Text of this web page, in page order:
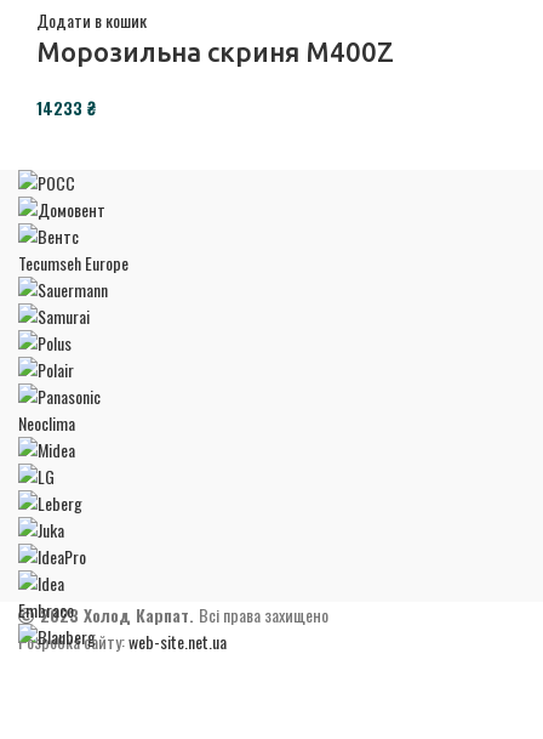
Додати в кошик
Морозильна скриня M400Z
₴
Tecumseh Europe
Neoclima
Embraco
2023 Холод Карпат. Всі права захищено
Розробка сайту:web-site.net.ua